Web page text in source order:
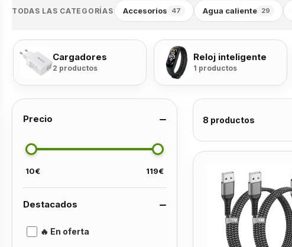
TODAS LAS CATEGORÍAS Accesorios 47 Agua caliente 29
Cargadores
2 productos
Reloj inteligente
1 productos
Precio
10€ 119€
Destacados
🔥 En oferta
8 productos